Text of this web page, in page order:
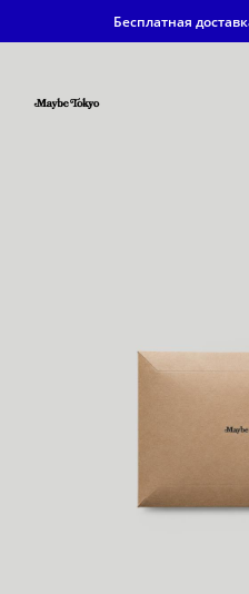
Бесплатная